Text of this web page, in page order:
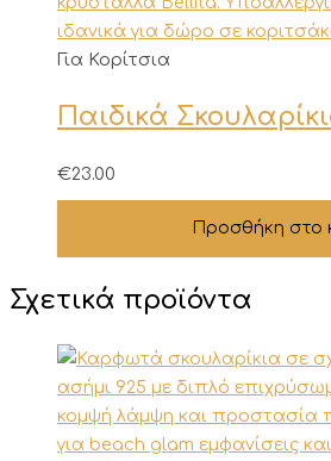
Για Κορίτσια
Παιδικά
€23.00
Προσθήκη στο
Σχετικά προϊόντα